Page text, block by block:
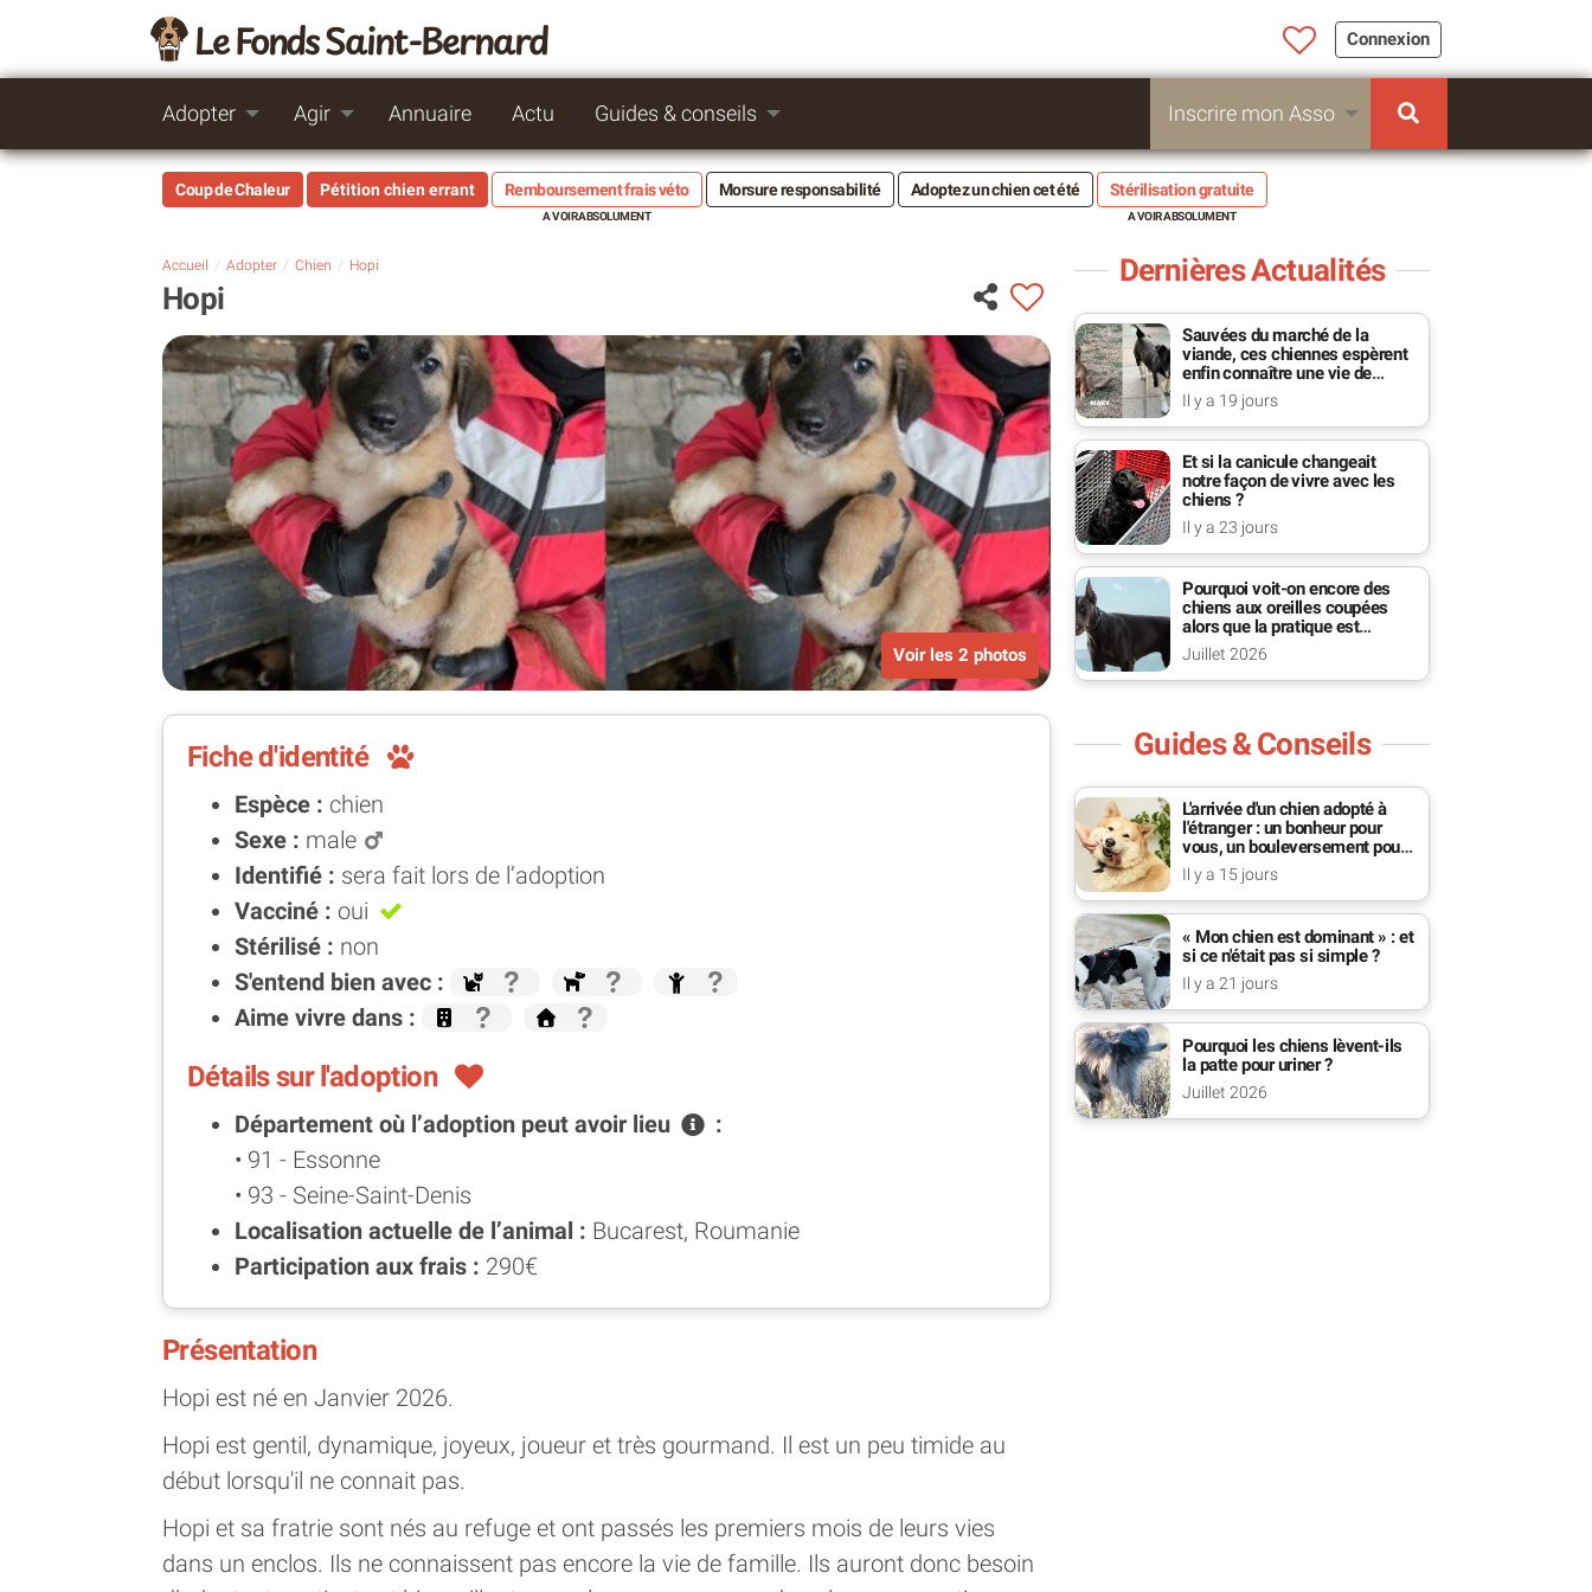
Le Fonds Saint-Bernard Connexion
Adopter Agir Annuaire Actu Guides & conseils Inscrire mon Asso
Coup de Chaleur Pétition chien errant Remboursement frais véto Morsure responsabilité Adoptez un chien cet été Stérilisation gratuite
Accueil Adopter Chien Hopi
Hopi
Voir les 2 photos
Fiche d'identité
Espèce : chien
Sexe : male
Identifié : sera fait lors de l’adoption
Vacciné : oui
Stérilisé : non
S'entend bien avec :
Aime vivre dans :
Détails sur l'adoption
Département où l’adoption peut avoir lieu
:
• 91 - Essonne
• 93 - Seine-Saint-Denis
Localisation actuelle de l’animal : Bucarest, Roumanie
Participation aux frais : 290€
Présentation
Hopi est né en Janvier 2026.
Hopi est gentil, dynamique, joyeux, joueur et très gourmand. Il est un peu timide au
début lorsqu'il ne connait pas.
Hopi et sa fratrie sont nés au refuge et ont passés les premiers mois de leurs vies
dans un enclos. Ils ne connaissent pas encore la vie de famille. Ils auront donc besoin
Dernières Actualités
Sauvées du marché de la
viande, ces chiennes espèrent
enfin connaître une vie de
famille
Il y a 19 jours
Et si la canicule changeait
notre façon de vivre avec les
chiens ?
Il y a 23 jours
Pourquoi voit-on encore des
chiens aux oreilles coupées
alors que la pratique est
interdite ?
Juillet 2026
Guides & Conseils
L'arrivée d'un chien adopté à
l'étranger : un bonheur pour
vous, un bouleversement pour
lui
Il y a 15 jours
« Mon chien est dominant » : et
si ce n'était pas si simple ?
Il y a 21 jours
Pourquoi les chiens lèvent-ils
la patte pour uriner ?
Juillet 2026